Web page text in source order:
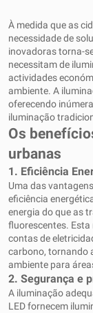
À medida que as
necessidade de
inovadoras torna-
necessitam de
actividades
ambiente. A
oferecendo
iluminação
Os
urbanas
1. Eficiência
Uma das
eficiência
energia do que as
fluorescentes. Esta
contas de
carbono, tornando
ambiente para
2. Segurança e
A iluminação
LED fornecem